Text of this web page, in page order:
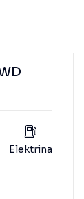
Elektrina